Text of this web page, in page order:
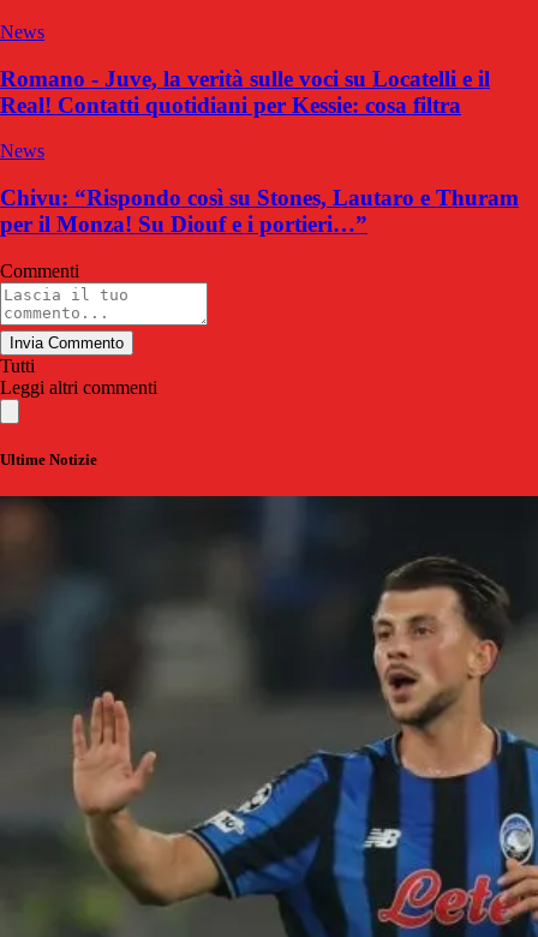
News
Romano - Juve, la verità sulle voci su Locatelli e il
Real! Contatti quotidiani per Kessie: cosa filtra
News
Chivu: “Rispondo così su Stones, Lautaro e Thuram
per il Monza! Su Diouf e i portieri…”
Commenti
Invia Commento
Tutti
Leggi altri commenti
Ultime Notizie